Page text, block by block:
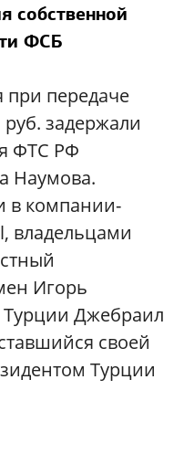
собственной
ФСБ
при передаче
задержали
ФТС РФ
Наумова.
в компании-
владельцами
Игорь
Джебраил
своей
Турции